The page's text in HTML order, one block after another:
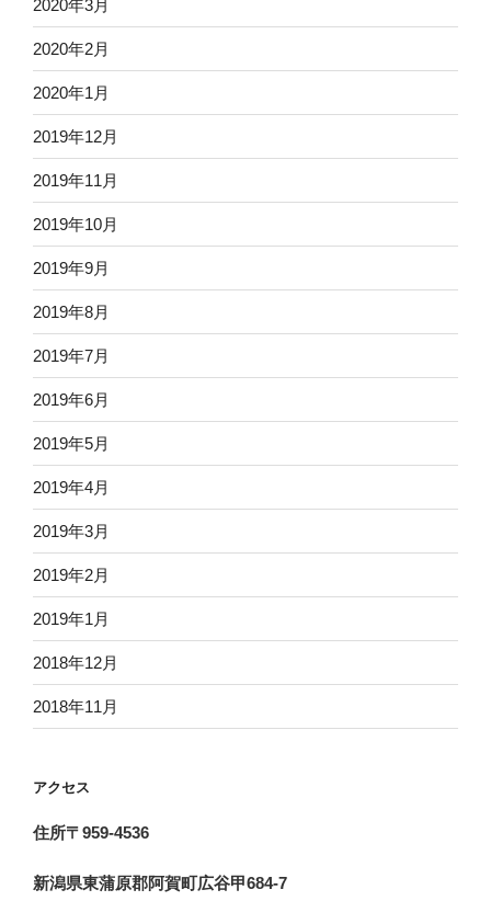
2020年3月
2020年2月
2020年1月
2019年12月
2019年11月
2019年10月
2019年9月
2019年8月
2019年7月
2019年6月
2019年5月
2019年4月
2019年3月
2019年2月
2019年1月
2018年12月
2018年11月
アクセス
住所〒959-4536
新潟県東蒲原郡阿賀町広谷甲684-7